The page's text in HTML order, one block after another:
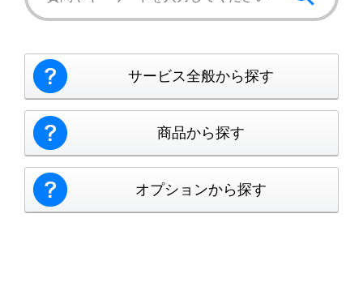
サービス全般から探す
商品から探す
オプションから探す